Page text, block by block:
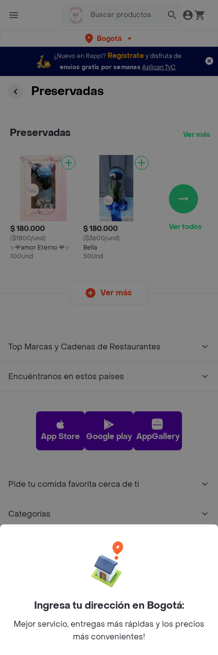
Bogotá
¿Nuevo en Rappi? Regístratey disfruta de
envíos gratis por semanas Aplican TyC
Preservadas
Preservadas Ver más
$ 180.000
($1800/und)
✨🌹amor Eterno 🌹✨
100Und
$ 180.000
($3600/und)
Bella
50Und
Ver todos
Ver más
Top Marcas y Cadenas de Restaurantes
Encuéntranos en estos países
App Store Google play AppGallery
Pide tu comida favorita cerca de ti
Categorías
Facebook
Twitter
Instagram
©2026Rappi Inc. All rights reserved.
Ingresa tu dirección en Bogotá:
Mejor servicio, entregas más rápidas y los precios
más convenientes!